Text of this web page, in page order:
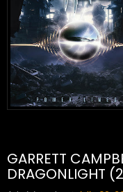
GARRETT
DRAGONLIGHT